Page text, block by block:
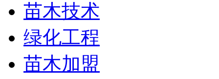
苗木技术
绿化工程
苗木加盟